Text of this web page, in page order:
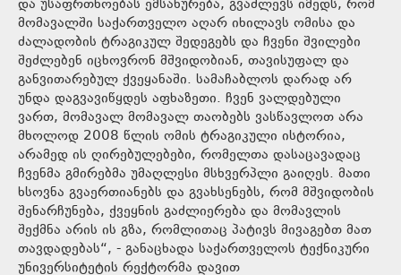
და უსაფრთხოებას ემსახურება, გვაძლევს იმედს, რომ
მომავალში საქართველო აღარ იხილავს ომისა და
ძალადობის ტრაგიკულ შედეგებს და ჩვენი შვილები
შეძლებენ იცხოვრონ მშვიდობიან, თავისუფალ და
განვითარებულ ქვეყანაში. სამაჩაბლოს დარად არ
უნდა დაგვავიწყდეს აფხაზეთი. ჩვენ ვალდებული
ვართ, მომავალ მომავალ თაობებს ვასწავლოთ არა
მხოლოდ 2008 წლის ომის ტრაგიკული ისტორია,
არამედ ის ღირებულებები, რომელთა დასაცავადაც
ჩვენმა გმირებმა უმაღლესი მსხვერპლი გაიღეს. მათი
ხსოვნა გვაერთიანებს და გვახსენებს, რომ მშვიდობის
შენარჩუნება, ქვეყნის გაძლიერება და მომავლის
შექმნა არის ის გზა, რომლითაც პატივს მივაგებთ მათ
თავდადებას“, - განაცხადა საქართველოს ტექნიკური
უნივერსიტეტის რექტორმა დავით